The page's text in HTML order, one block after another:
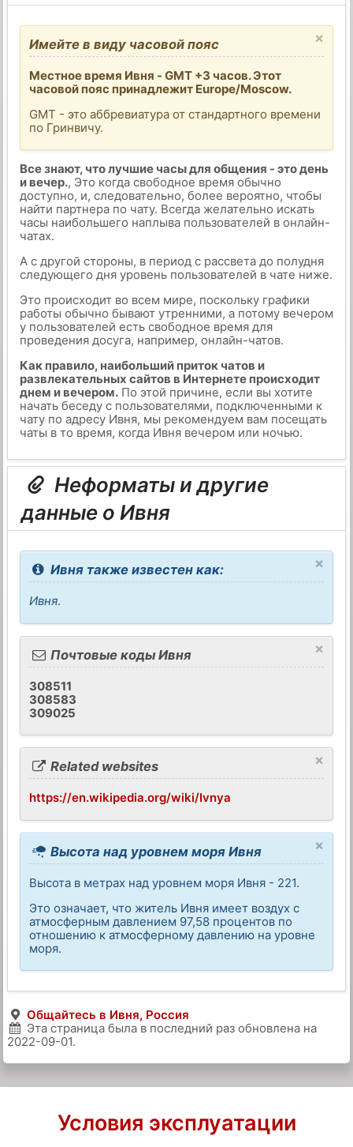
×
Имейте в виду часовой пояс
Местное время Ивня - GMT +3 часов. Этот
часовой пояс принадлежит Europe/Moscow.
GMT - это аббревиатура от стандартного времени
по Гринвичу.
Все знают, что лучшие часы для общения - это день
и вечер., Это когда свободное время обычно
доступно, и, следовательно, более вероятно, чтобы
найти партнера по чату. Всегда желательно искать
часы наибольшего наплыва пользователей в онлайн-
чатах.
А с другой стороны, в период с рассвета до полудня
следующего дня уровень пользователей в чате ниже.
Это происходит во всем мире, поскольку графики
работы обычно бывают утренними, а потому вечером
у пользователей есть свободное время для
проведения досуга, например, онлайн-чатов.
Как правило, наибольший приток чатов и
развлекательных сайтов в Интернете происходит
днем и вечером.По этой причине, если вы хотите
начать беседу с пользователями, подключенными к
чату по адресу Ивня, мы рекомендуем вам посещать
чаты в то время, когда Ивня вечером или ночью.
Неформаты и другие
данные о Ивня
×
Ивня также известен как:
Ивня.
×
Почтовые коды Ивня
308511
308583
309025
×
Related websites
https://en.wikipedia.org/wiki/Ivnya
×
Высота над уровнем моря Ивня
Высота в метрах над уровнем моря Ивня - 221.
Это означает, что житель Ивня имеет воздух с
атмосферным давлением 97,58 процентов по
отношению к атмосферному давлению на уровне
моря.
Общайтесь в Ивня, Россия
Эта страница была в последний раз обновлена на
2022-09-01.
Условия эксплуатации